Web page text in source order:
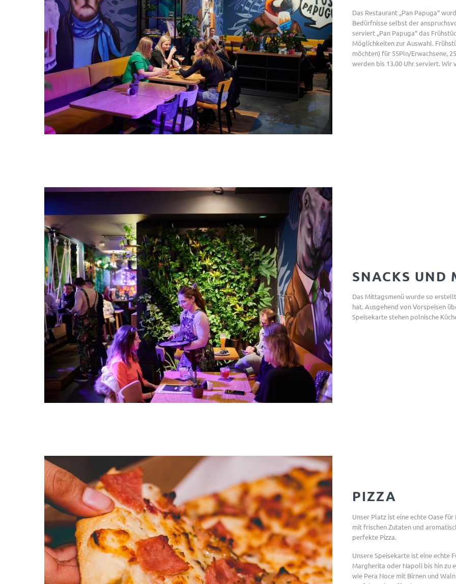
GALERIE
REVUE
KONTAKT
Das Restaurant „Pan Papuga“
Bedürfnisse selbst der
serviert „Pan Papuga“ das
Möglichkeiten zur Auswahl.
möchten) für 55Pln/Erwachsene,
werden bis 13.00 Uhr serviert. Wir
SNACKS UND
Das Mittagsmenü wurde so
hat. Ausgehend von Vorspeisen
Speisekarte stehen polnische
PIZZA
Unser Platz ist eine echte Oase
mit frischen Zutaten und
perfekte Pizza.
Unsere Speisekarte ist eine echte
Margherita oder Napoli bis hin zu
wie Pera Noce mit Birnen und